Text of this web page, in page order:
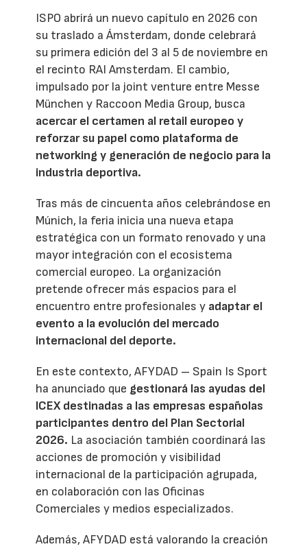
ISPO abrirá un nuevo capítulo en 2026 con
su traslado a Ámsterdam, donde celebrará
su primera edición del 3 al 5 de noviembre en
el recinto RAI Amsterdam. El cambio,
impulsado por la joint venture entre Messe
München y Raccoon Media Group, busca
acercar el certamen al retail europeo y
reforzar su papel como plataforma de
networking y generación de negocio para la
industria deportiva.
Tras más de cincuenta años celebrándose en
Múnich, la feria inicia una nueva etapa
estratégica con un formato renovado y una
mayor integración con el ecosistema
comercial europeo. La organización
pretende ofrecer más espacios para el
encuentro entre profesionales y adaptar el
evento a la evolución del mercado
internacional del deporte.
En este contexto, AFYDAD – Spain Is Sport
ha anunciado que gestionará las ayudas del
ICEX destinadas a las empresas españolas
participantes dentro del Plan Sectorial
2026. La asociación también coordinará las
acciones de promoción y visibilidad
internacional de la participación agrupada,
en colaboración con las Oficinas
Comerciales y medios especializados.
Además, AFYDAD está valorando la creación